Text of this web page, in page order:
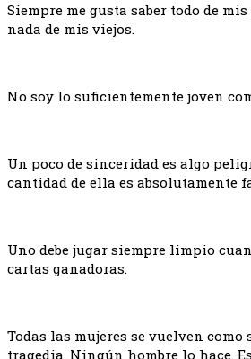
Siempre me gusta saber todo de
nada de mis viejos.
No soy lo suficientemente joven
Un poco de sinceridad es algo
cantidad de ella es absolutamente
Uno debe jugar siempre limpio
cartas ganadoras.
Todas las mujeres se vuelven como
tragedia. Ningún hombre lo hace.